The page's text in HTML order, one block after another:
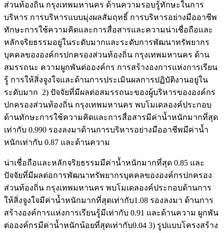
ส่วนท้องถิ่น กรุงเทพมหานคร ด้านความรอบรู้ทักษะในการ
บริหาร การบริหารแบบมุ่งผลสัมฤทธิ์ การบริหารอย่างมืออาชีพ
ทักษะการใช้ความคิดและการสื่อสารและความน่าเชื่อถือและ
หลักจริยธรรมอยู่ในระดับมากและระดับการพัฒนาทรัพยากร
บุคคลขององค์กรปกครองส่วนท้องถิ่น กรุงเทพมหานคร ด้าน
สมรรถนะ ความผูกพันต่อองค์กร การสร้างองการแห่งการเรียน
รู้ การให้สิ่งจูงใจและด้านการประเมินผลการปฏิบัติงานอยู่ใน
ระดับมาก 2) ปัจจัยที่มีผลต่อสมรรถนะของผู้บริหารขององค์กร
ปกครองส่วนท้องถิ่น กรุงเทพมหานคร พบโมเดลองค์ประกอบ
ด้านทักษะการใช้ความคิดและการสื่อสารมีค่าน้ำหนักมากที่สุด
เท่ากับ 0.990 รองลงมาด้านการบริหารอย่างมืออาชีพมีค่าน้ำ
หนักเท่ากับ 0.87 และด้านความ
น่าเชื่อถือและหลักจริยธรรมมีค่าน้ำหนักมากที่สุด 0.85 และ
ปัจจัยที่มีผลต่อการพัฒนาทรัพยากรบุคคลขององค์กรปกครอง
ส่วนท้องถิ่น กรุงเทพมหานคร พบโมเดลองค์ประกอบด้านการ
ให้สิ่งจูงใจมีค่าน้ำหนักมากที่สุดเท่ากับ1.08 รองลงมา ด้านการ
สร้างองค์การแห่งการเรียนรู้มีเท่ากับ 0.91 และด้านความ ผูกพัน
ต่อองค์กรมีค่าน้ำหนักน้อยที่สุดเท่ากับ0.04 3) รูปแบบโครงสร้าง